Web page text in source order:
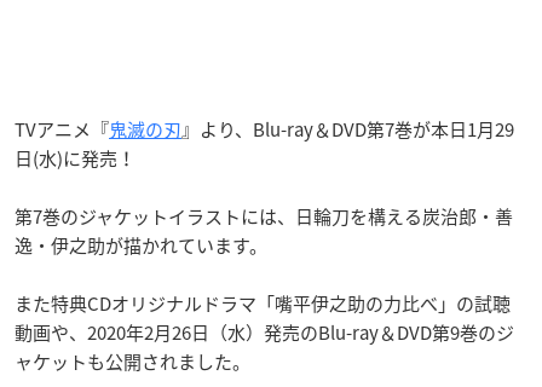
TVアニメ『鬼滅の刃』より、Blu-ray＆DVD第7巻が本日1月29
日(水)に発売！
第7巻のジャケットイラストには、日輪刀を構える炭治郎・善
逸・伊之助が描かれています。
また特典CDオリジナルドラマ「嘴平伊之助の力比べ」の試聴
動画や、2020年2月26日（水）発売のBlu-ray＆DVD第9巻のジ
ャケットも公開されました。